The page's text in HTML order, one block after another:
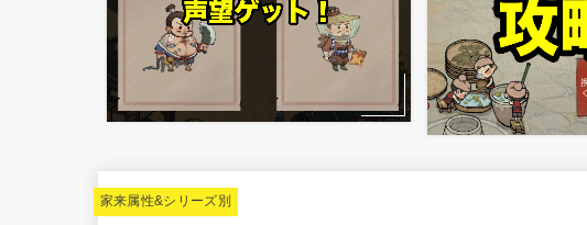
家来属性&シリーズ別